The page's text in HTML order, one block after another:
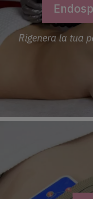
Rigenera la tua